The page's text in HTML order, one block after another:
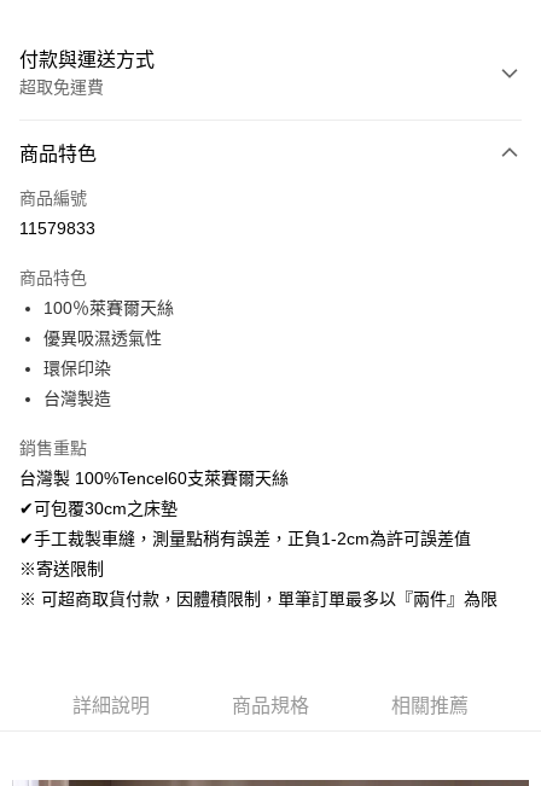
付款與運送方式
超取免運費
信用卡一次付款
超商取貨付款
Apple Pay
悠遊付
Google Pay
AFTEE先享後付
相關說明
AFTEE先享後付是「在收到商品之後才付款」的支付方式。 讓您購物簡單
便利好安心！
１．簡單：不需註冊會員、不需綁卡、不需儲值。
２．便利：只要手機號碼，簡訊認證，即可結帳。
３．安心：先確認商品／服務後，再付款。
２．訂單成立數日內，您將收到繳費通知簡訊。
ATM付款
運送方式
全家取貨付款
商品特色
商品編號
11579833
商品特色
100％萊賽爾天絲
優異吸濕透氣性
環保印染
台灣製造
銷售重點
台灣製 100%Tencel60支萊賽爾天絲
✔可包覆30cm之床墊
✔手工裁製車縫，測量點稍有誤差，正負1-2cm為許可誤差值
※寄送限制
※ 可超商取貨付款，因體積限制，單筆訂單最多以『兩件』為限
詳細說明 商品規格 相關推薦